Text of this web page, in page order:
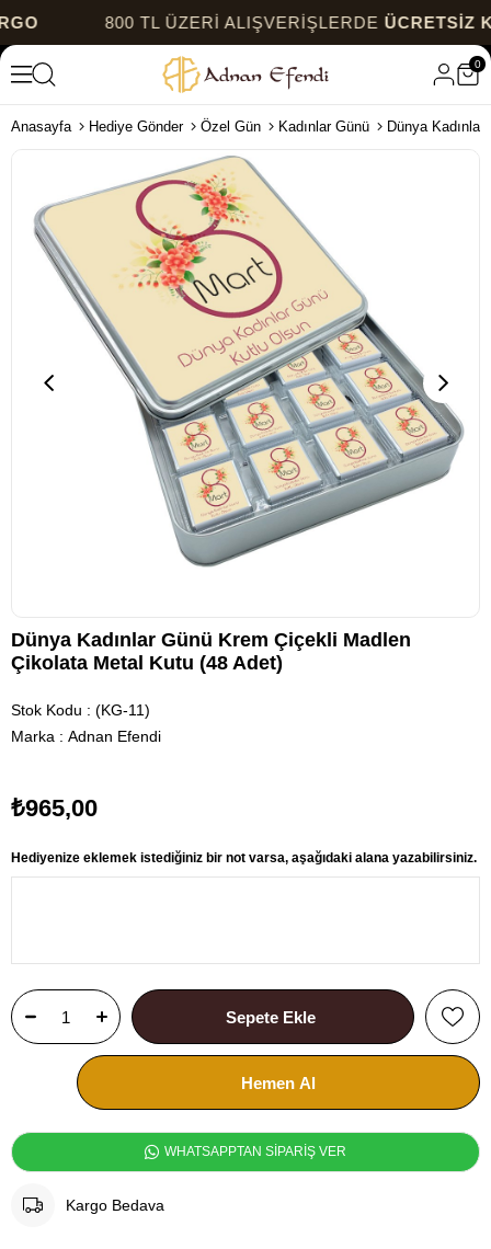
800 TL ÜZERİ ALIŞVERİŞLERDEÜCRETSİZ KARGO
0
Anasayfa Hediye Gönder Özel Gün Kadınlar Günü
Dünya Kadınlar Günü Krem Çiçekli Madlen
Çikolata Metal Kutu (48 Adet)
Stok Kodu
(KG-11)
Marka : Adnan Efendi
₺965,00
Hediyenize eklemek istediğiniz bir not varsa, aşağıdaki alana yazabilirsiniz.
WHATSAPPTAN SİPARİŞ VER
Kargo Bedava